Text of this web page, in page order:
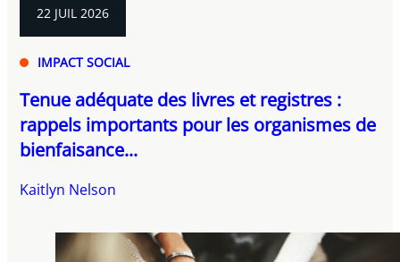
22 JUIL 2026
IMPACT SOCIAL
Tenue adéquate des livres et registres :
rappels importants pour les organismes de
bienfaisance...
Kaitlyn Nelson